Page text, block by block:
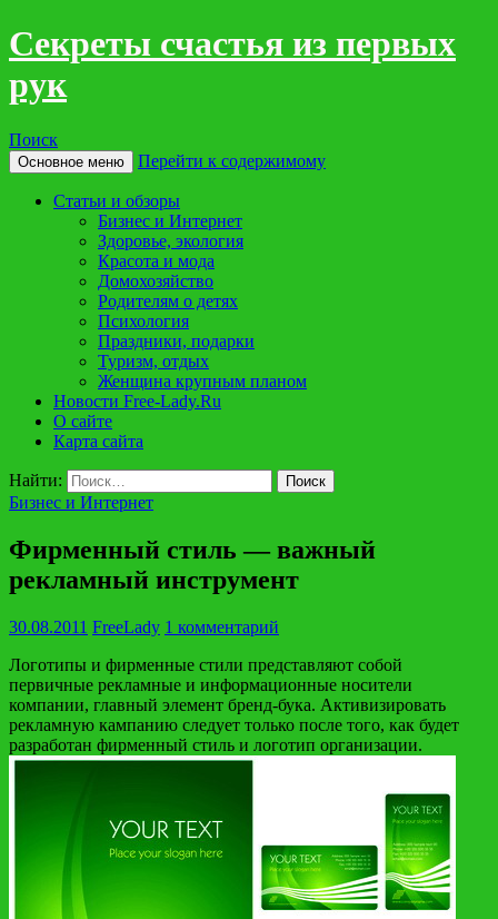
Cекреты счастья из первых
рук
Поиск
Основное меню Перейти к содержимому
Статьи и обзоры
Бизнес и Интернет
Здоровье, экология
Красота и мода
Домохозяйство
Родителям о детях
Психология
Праздники, подарки
Туризм, отдых
Женщина крупным планом
Новости Free-Lady.Ru
O сайте
Карта сайта
Найти:
Бизнес и Интернет
Фирменный стиль — важный
рекламный инструмент
30.08.2011 FreeLady 1 комментарий
Логотипы и фирменные стили представляют собой
первичные рекламные и информационные носители
компании, главный элемент бренд-бука. Активизировать
рекламную кампанию следует только после того, как будет
разработан фирменный стиль и логотип организации.